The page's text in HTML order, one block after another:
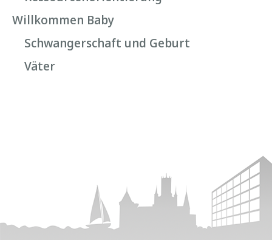
Willkommen Baby
Schwangerschaft und Geburt
Väter